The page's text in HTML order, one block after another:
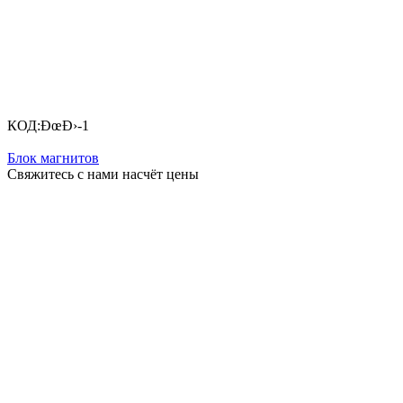
КОД:ÐœÐ›-1
Блок магнитов
Свяжитесь с нами насчёт цены